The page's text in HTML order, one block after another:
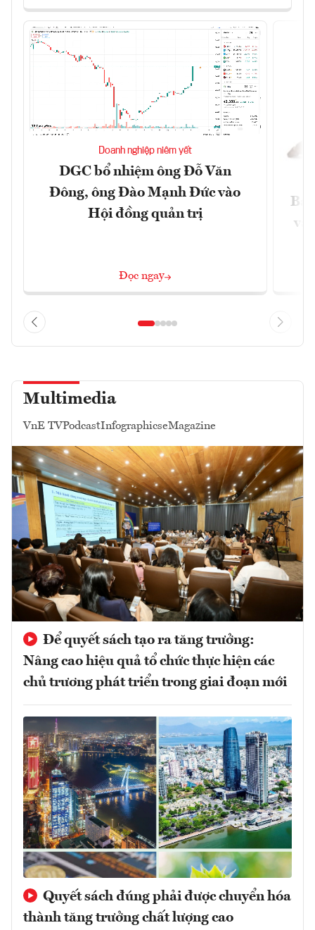
Doanh nghiệp niêm yết
DGC bổ nhiệm ông Đỗ Văn
Đông, ông Đào Mạnh Đức vào
Hội đồng quản trị
Đọc ngay
và
Multimedia
VnE TVPodcastInfographicseMagazine
Để quyết sách tạo ra tăng trưởng:
Nâng cao hiệu quả tổ chức thực hiện các
chủ trương phát triển trong giai đoạn mới
Quyết sách đúng phải được chuyển hóa
thành tăng trưởng chất lượng cao